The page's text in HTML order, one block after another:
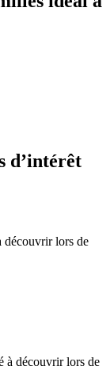
d’intérêt
découvrir lors de
à découvrir lors de